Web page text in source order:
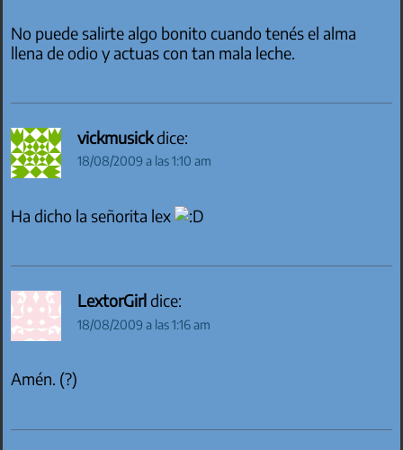
No puede salirte algo bonito cuando tenés el alma
llena de odio y actuas con tan mala leche.
vickmusickdice:
18/08/2009 a las 1:10 am
Ha dicho la señorita lex
LextorGirl dice:
18/08/2009 a las 1:16 am
Amén. (?)